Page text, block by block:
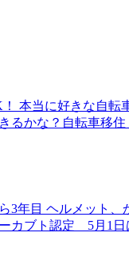
本当に好きな自転
るかな？自転車移住
3年目 ヘルメット
ーカブト認定 5月1日